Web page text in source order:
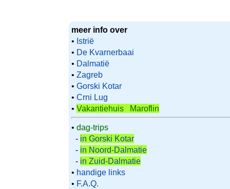
meer info over
• Istrië
• De Kvarnerbaai
• Dalmatië
• Zagreb
• Gorski Kotar
• Crni Lug
• Vakantiehuis Maroflin
• dag-trips
- in Gorski Kotar
- in Noord-Dalmatie
- in Zuid-Dalmatie
• handige links
• F.A.Q.